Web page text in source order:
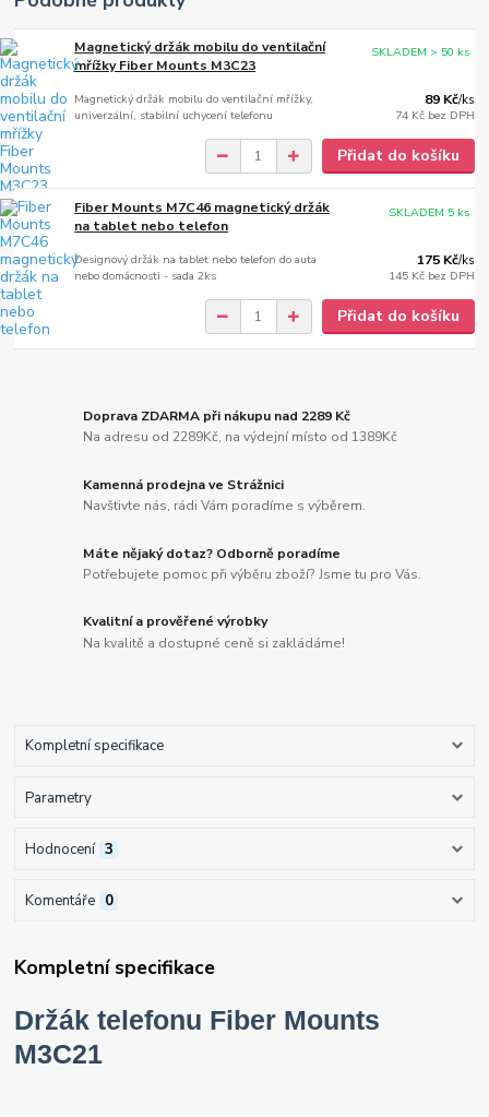
Magnetický držák mobilu do ventilační
mřížky Fiber Mounts M3C23
Magnetický držák mobilu do ventilační mřížky,
univerzální, stabilní uchycení telefonu
89 Kč/ks
74 Kč bez DPH
SKLADEM > 50 ks
Přidat do košíku
Fiber Mounts M7C46 magnetický držák
na tablet nebo telefon
Designový držák na tablet nebo telefon do auta
nebo domácnosti - sada 2ks
175 Kč/ks
145 Kč bez DPH
SKLADEM 5 ks
Přidat do košíku
Doprava ZDARMA při nákupu nad 2289 Kč
Na adresu od 2289Kč, na výdejní místo od 1389Kč
Kamenná prodejna ve Strážnici
Navštivte nás, rádi Vám poradíme s výběrem.
Máte nějaký dotaz? Odborně poradíme
Potřebujete pomoc při výběru zboží? Jsme tu pro Vás.
Kvalitní a prověřené výrobky
Na kvalitě a dostupné ceně si zakládáme!
Kompletní specifikace
Parametry
Hodnocení 3
Komentáře 0
Kompletní specifikace
Držák telefonu Fiber Mounts
M3C21